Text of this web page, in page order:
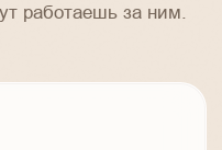
работаешь за ним.